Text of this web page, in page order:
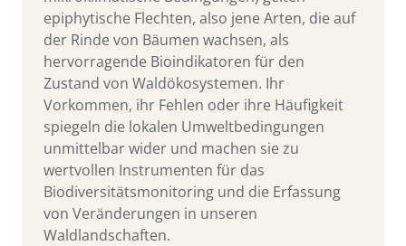
epiphytische Flechten, also jene Arten, die auf
der Rinde von Bäumen wachsen, als
hervorragende Bioindikatoren für den
Zustand von Waldökosystemen. Ihr
Vorkommen, ihr Fehlen oder ihre Häufigkeit
spiegeln die lokalen Umweltbedingungen
unmittelbar wider und machen sie zu
wertvollen Instrumenten für das
Biodiversitätsmonitoring und die Erfassung
von Veränderungen in unseren
Waldlandschaften.